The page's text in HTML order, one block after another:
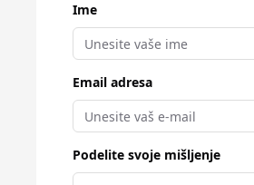
Ime
Email adresa
Podelite svoje mišljenje